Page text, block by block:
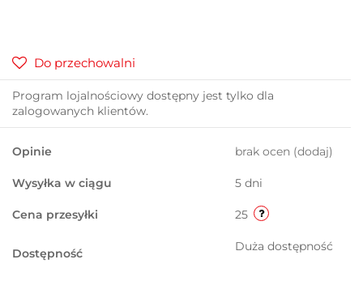
Do przechowalni
Program lojalnościowy dostępny jest tylko dla
zalogowanych klientów.
Opinie brak ocen (dodaj)
Wysyłka w ciągu 5 dni
Cena przesyłki 25
Dostępność Duża dostępność